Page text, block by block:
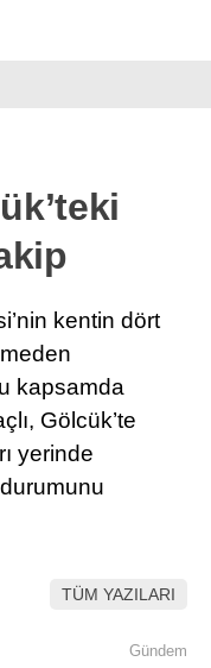
kentin dört
kapsamda
Gölcük’te
yerinde
TÜM YAZILARI
Gündem